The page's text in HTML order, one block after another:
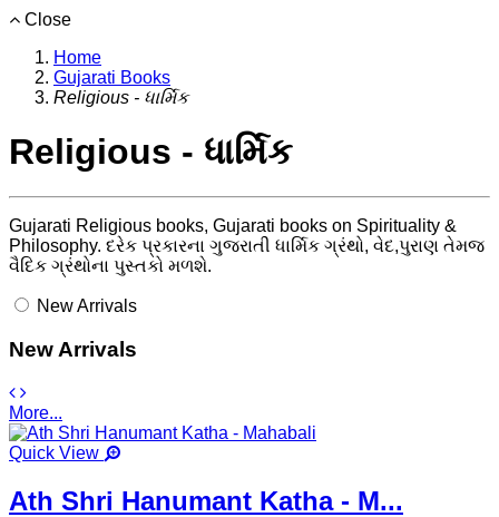
Close
Home
Gujarati Books
Religious - ધાર્મિક
Religious - ધાર્મિક
Gujarati Religious books, Gujarati books on Spirituality &
Philosophy. દરેક પ્રકારના ગુજરાતી ધાર્મિક ગ્રંથો, વેદ,પુરાણ તેમજ
વૈદિક ગ્રંથોના પુસ્તકો મળશે.
New Arrivals
New Arrivals
More...
Quick View
Ath Shri Hanumant Katha - M...